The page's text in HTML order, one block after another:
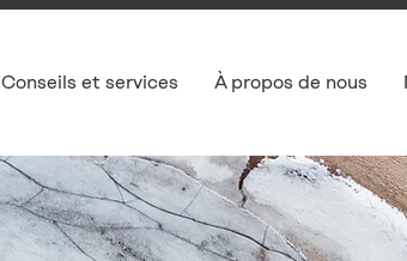
Conseils et services À propos de nous